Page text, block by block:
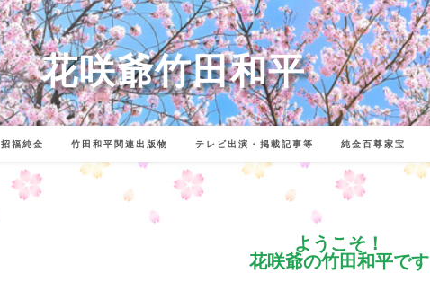
花咲爺竹田和平
招福純金 竹田和平関連出版物 テレビ出演・掲載記事等 純金百尊家宝
ようこそ！
花咲爺の竹田和平です